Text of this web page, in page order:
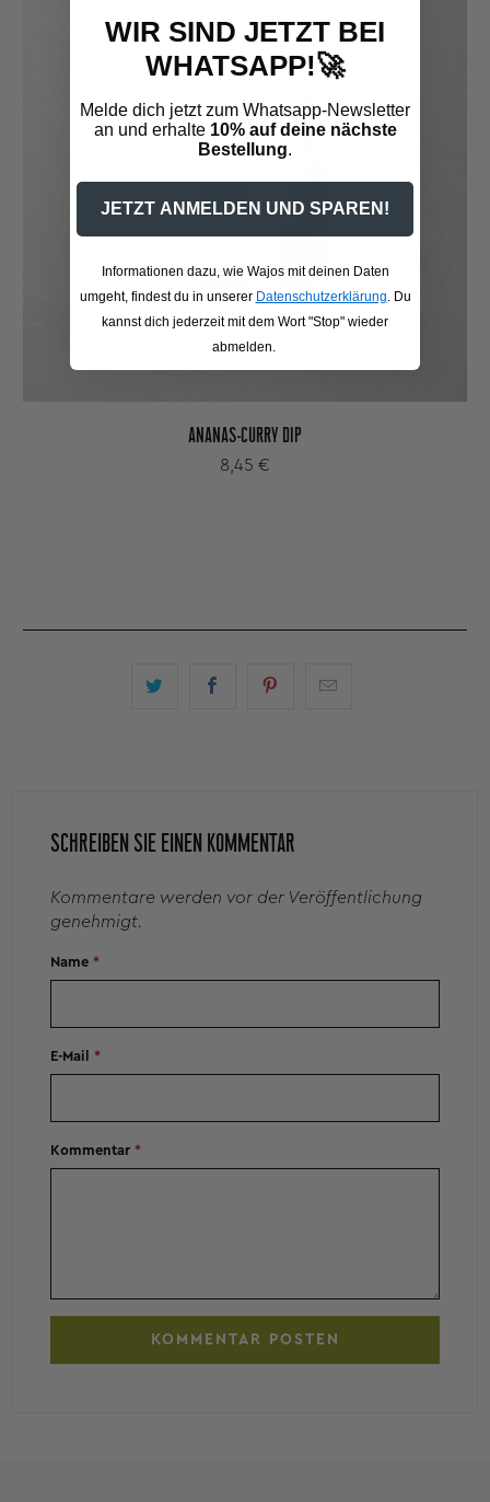
ANANAS-CURRY DIP
8,45 €
SCHREIBEN SIE EINEN KOMMENTAR
Kommentare werden vor der Veröffentlichung
genehmigt.
Name *
E-Mail *
Kommentar *
WIR SIND JETZT BEI
WHATSAPP!🚀
Melde dich jetzt zum Whatsapp-Newsletter
an und erhalte 10% auf deine nächste
Bestellung.
JETZT ANMELDEN UND SPAREN!
Informationen dazu, wie Wajos mit deinen Daten
umgeht, findest du in unserer Datenschutzerklärung. Du
kannst dich jederzeit mit dem Wort "Stop" wieder
abmelden.